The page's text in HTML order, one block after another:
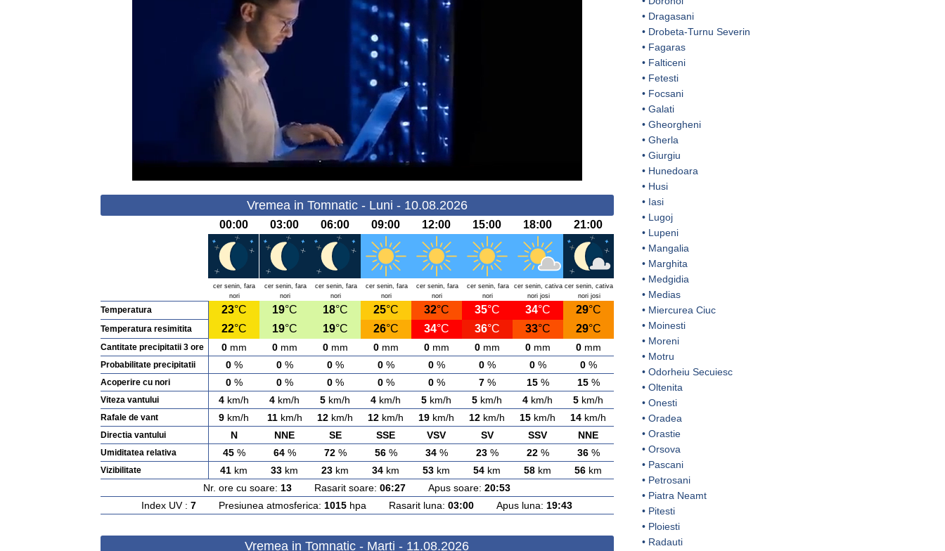
Vremea in Tomnatic - Luni - 10.08.2026
00:00 03:00 06:00 09:00 12:00 15:00 18:00 21:00
cer senin, fara
nori
cer senin, fara
nori
cer senin, fara
nori
cer senin, fara
nori
cer senin, fara
nori
cer senin, fara
nori
cer senin, cativa
nori josi
cer senin, cativa
nori josi
Temperatura 23°C 19°C 18°C 25°C 32°C 35°C 34°C 29°C
Temperatura resimitita 22°C 19°C 19°C 26°C 34°C 36°C 33°C 29°C
Cantitate precipitatii 3 ore 0mm 0mm 0mm 0mm 0mm 0mm 0mm 0mm
Probabilitate precipitatii 0% 0% 0% 0% 0% 0% 0% 0%
Acoperire cu nori 0% 0% 0% 0% 0% 7% 15% 15%
Viteza vantului 4 km/h 4 km/h 5 km/h 4 km/h 5 km/h 5 km/h 4 km/h 5 km/h
Rafale de vant 9 km/h 11km/h 12 km/h 12 km/h 19 km/h 12 km/h 15 km/h 14 km/h
Directia vantului N NNE SE SSE VSV SV SSV NNE
Umiditatea relativa 45% 64% 72% 56% 34% 23% 22% 36%
Vizibilitate 41 km 33 km 23 km 34 km 53 km 54 km 58 km 56 km
Nr. ore cu soare: 13 Rasarit soare: 06:27 Apus soare: 20:53
Index UV : 7 Presiunea atmosferica: 1015 hpa Rasarit luna: 03:00 Apus luna: 19:43
Vremea in Tomnatic - Marti - 11.08.2026
• Dragasani
• Drobeta-Turnu Severin
• Fagaras
• Falticeni
• Fetesti
• Focsani
• Galati
• Gheorgheni
• Gherla
• Giurgiu
• Hunedoara
• Husi
• Iasi
• Lugoj
• Lupeni
• Mangalia
• Marghita
• Medgidia
• Medias
• Miercurea Ciuc
• Moinesti
• Moreni
• Motru
• Odorheiu Secuiesc
• Oltenita
• Onesti
• Oradea
• Orastie
• Orsova
• Pascani
• Petrosani
• Piatra Neamt
• Pitesti
• Ploiesti
• Radauti